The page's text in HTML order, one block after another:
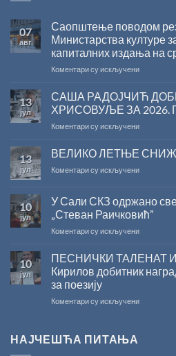
07
авг
Саопштење поводом
Министарства културе
капиталних издања на
Коментари су искљученина
поводом
резултата
конкурса
за
капиталних
на
српском
језику
13
јул
САША РАДОЈЧИЋ
ХРИСОВУЉЕ ЗА 2026.
Коментари су искљученина
ЖИЧКЕ
2026.
ГОДИНУ
13
јул
ВЕЛИКО ЛЕТЊЕ
Коментари су искљученина
10
јул
У Сали СКЗ одржано
„Стеван Раичковић”
Коментари су искљученина
Сали
СКЗ
одржано
уручење
10
јул
ПЕСНИЧКИ ТАЛЕНАТ
Кирилов добитник
за поезију
Коментари су искљученина
НАЈЧЕШЋА ПИТАЊА